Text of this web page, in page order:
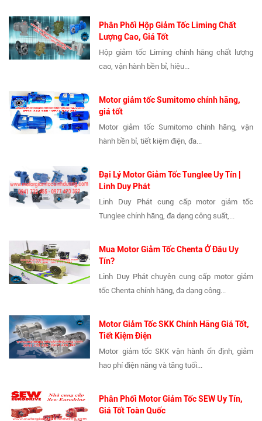
Phân Phối Hộp Giảm Tốc Liming Chất
Lượng Cao, Giá Tốt
Hộp giảm tốc Liming chính hãng chất lượng
cao, vận hành bền bỉ, hiệu...
Motor giảm tốc Sumitomo chính hãng,
giá tốt
Motor giảm tốc Sumitomo chính hãng, vận
hành bền bỉ, tiết kiệm điện, đa...
Đại Lý Motor Giảm Tốc Tunglee Uy Tín |
Linh Duy Phát
Linh Duy Phát cung cấp motor giảm tốc
Tunglee chính hãng, đa dạng công suất,...
Mua Motor Giảm Tốc Chenta Ở Đâu Uy
Tín?
Linh Duy Phát chuyên cung cấp motor giảm
tốc Chenta chính hãng, đa dạng công...
Motor Giảm Tốc SKK Chính Hãng Giá Tốt,
Tiết Kiệm Điện
Motor giảm tốc SKK vận hành ổn định, giảm
hao phí điện năng và tăng tuổi...
Phân Phối Motor Giảm Tốc SEW Uy Tín,
Giá Tốt Toàn Quốc